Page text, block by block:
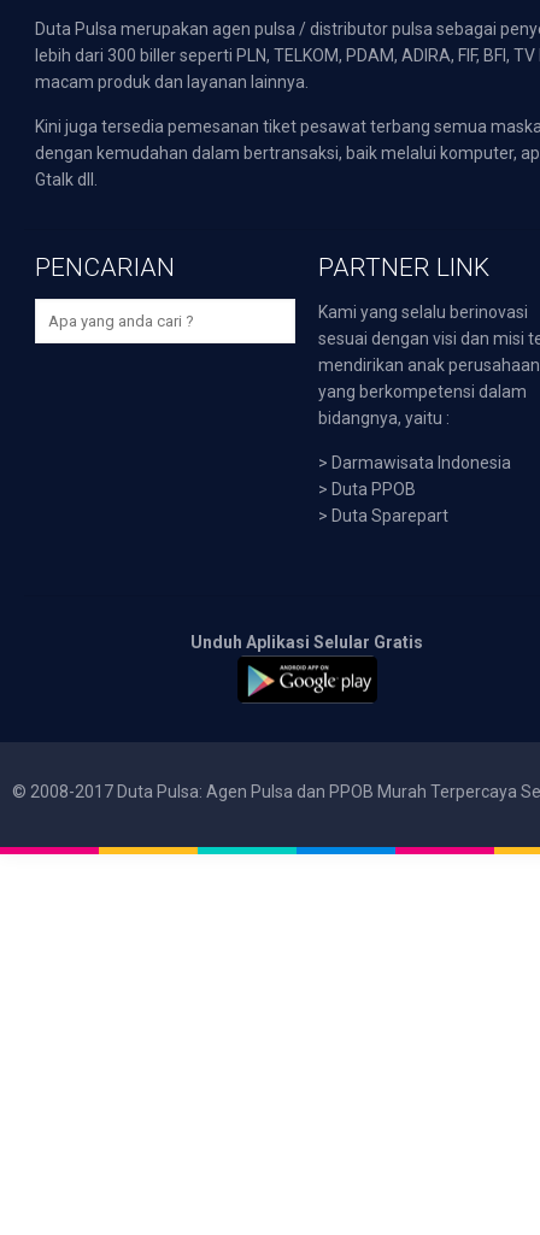
Duta Pulsa merupakan agen pulsa / distributor pulsa sebagai
lebih dari 300 biller seperti PLN, TELKOM, PDAM, ADIRA, FIF,
macam produk dan layanan lainnya.
Kini juga tersedia pemesanan tiket pesawat terbang semua
dengan kemudahan dalam bertransaksi, baik melalui komputer,
Gtalk dll.
PENCARIAN PARTNER LINK
Kami yang selalu berinovasi
sesuai dengan visi dan misi
mendirikan anak perusahaan
yang berkompetensi dalam
bidangnya, yaitu :
> Darmawisata Indonesia
> Duta PPOB
> Duta Sparepart
Unduh Aplikasi Selular Gratis
© 2008-2017 Duta Pulsa: Agen Pulsa dan PPOB Murah Terpercaya